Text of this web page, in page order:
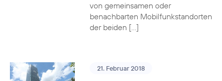
von gemeinsamen oder
benachbarten Mobilfunkstandorten
der beiden […]
21. Februar 2018